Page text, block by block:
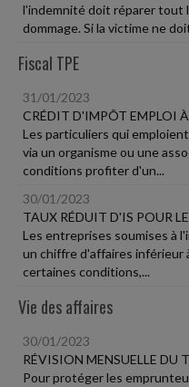
l'indemnité doit réparer tout
dommage. Si la victime ne
Fiscal TPE
31/01/2023
CRÉDIT D'IMPÔT EMPLOI
Les particuliers qui
via un organisme ou une
conditions profiter d'un...
30/01/2023
TAUX RÉDUIT D'IS POUR
Les entreprises soumises à
un chiffre d'affaires inférieur
certaines conditions,...
Vie des affaires
30/01/2023
RÉVISION MENSUELLE DU
Pour protéger les